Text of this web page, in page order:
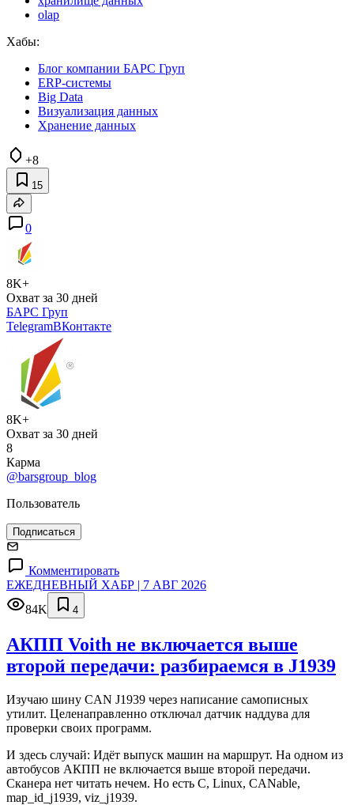
olap
Хабы:
Блог компании БАРС Груп
ERP-системы
Big Data
Визуализация данных
Хранение данных
+8
15
0
8K+
Охват за 30 дней
БАРС Груп
TelegramВКонтакте
8K+
Охват за 30 дней
8
Карма
@barsgroup_blog
Пользователь
Подписаться
Комментировать
ЕЖЕДНЕВНЫЙ ХАБР | 7 АВГ 2026
84K
4
АКПП Voith не включается выше
второй передачи: разбираемся в J1939
Изучаю шину CAN J1939 через написание самописных
утилит. Целенаправленно отключал датчик наддува для
проверки своих программ.
И здесь случай: Идёт выпуск машин на маршрут. На одном из
автобусов АКПП не включается выше второй передачи.
Сканера нет читать нечем. Но есть C, Linux, CANable,
map_id_j1939, viz_j1939.